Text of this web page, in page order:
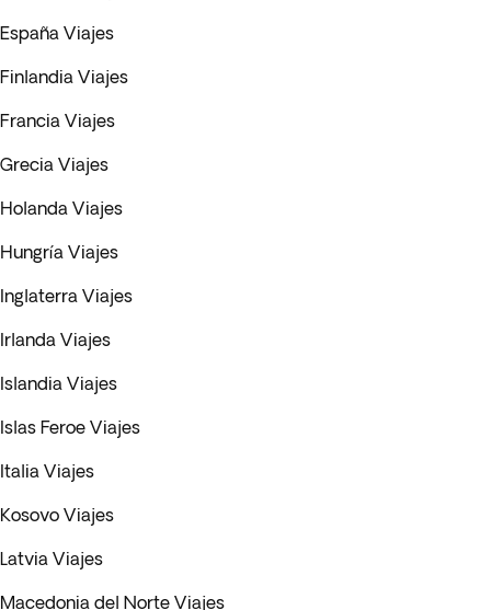
España Viajes
Finlandia Viajes
Francia Viajes
Grecia Viajes
Holanda Viajes
Hungría Viajes
Inglaterra Viajes
Irlanda Viajes
Islandia Viajes
Islas Feroe Viajes
Italia Viajes
Kosovo Viajes
Latvia Viajes
Macedonia del Norte Viajes